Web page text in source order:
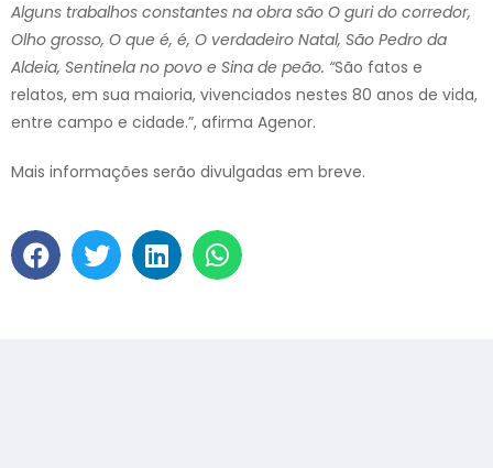
Alguns trabalhos constantes na obra são O guri do corredor,
Olho grosso, O que é, é, O verdadeiro Natal, São Pedro da
Aldeia, Sentinela no povo e Sina de peão. “São fatos e
relatos, em sua maioria, vivenciados nestes 80 anos de vida,
entre campo e cidade.”, afirma Agenor.
Mais informações serão divulgadas em breve.